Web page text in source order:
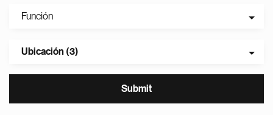
Función
Ubicación (3)